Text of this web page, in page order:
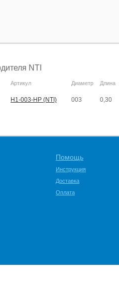
NTI
Артикул Диаметр Длина
H1-003-HP (NTI) 003 0,30
Помощь
Инструкция
Доставка
Оплата